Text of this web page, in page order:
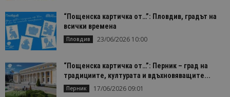
“Пощенска картичка от…”: Пловдив, градът на
всички времена
Пловдив 23/06/2026 10:00
“Пощенска картичка от…”: Перник – град на
традициите, културата и вдъхновяващите...
Перник 17/06/2026 09:01